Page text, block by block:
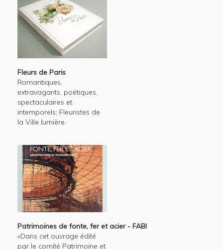
Fleurs de Paris
Romantiques,
extravagants, poétiques,
spectaculaires et
intemporels: Fleuristes de
la Ville lumière.
Patrimoines de fonte, fer et acier - FABI
«Dans cet ouvrage édité
par le comité Patrimoine et